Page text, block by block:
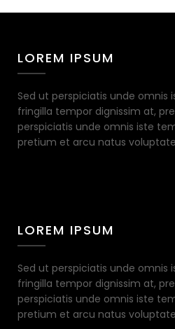
LOREM IPSUM
Sed ut perspiciatis unde
fringilla tempor dignissim at,
perspiciatis unde omnis iste
pretium et arcu natus
LOREM IPSUM
Sed ut perspiciatis unde
fringilla tempor dignissim at,
perspiciatis unde omnis iste
pretium et arcu natus